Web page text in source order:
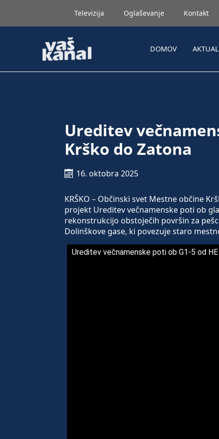
Televizija Oglaševanje Kontakt
DOMOV
Ureditev
Krško do Zatona
16. oktobra 2025
KRŠKO – Občinski svet Mestne občine
projekt Ureditev večnamenske poti ob
rekonstrukcijo obstoječih površin za
Dolinškove gase, ki povezuje staro
Ureditev večnamenske poti ob G1-5 od